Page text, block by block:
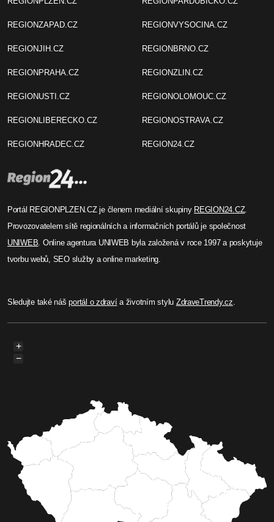
REGIONZAPAD.CZ
REGIONJIH.CZ
REGIONPRAHA.CZ
REGIONUSTI.CZ
REGIONLIBERECKO.CZ
REGIONHRADEC.CZ
REGIONVYSOCINA.CZ
REGIONBRNO.CZ
REGIONZLIN.CZ
REGIONOLOMOUC.CZ
REGIONOSTRAVA.CZ
REGION24.CZ
Portál REGIONPLZEN.CZ je členem mediální skupiny REGION24.CZ.
Provozovatelem sítě regionálních a informačních portálů je společnost
UNIWEB. Online agentura UNIWEB byla založená v roce 1997 a poskytuje
tvorbu webů, SEO služby a online marketing.
Sledujte také nášportál o zdravía životním stylu ZdraveTrendy.cz.
+
−